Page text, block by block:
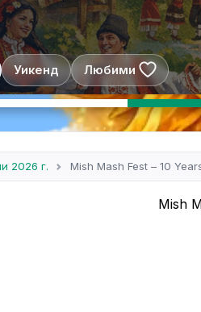
Уикенд Любими
2026 г. Mish Mash Fest – 10